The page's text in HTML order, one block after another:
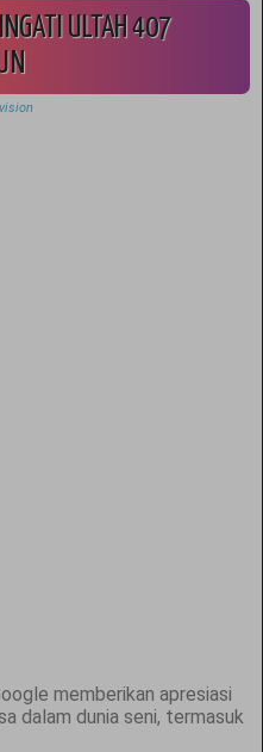
ULTAH 407
memberikan apresiasi
dalam dunia seni, termasuk